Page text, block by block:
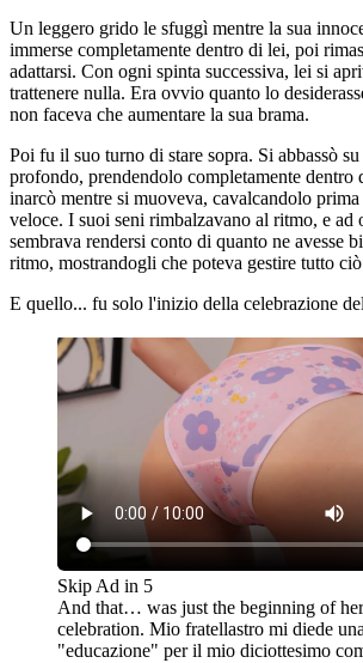
Un leggero grido le sfuggì mentre la sua
immerse completamente dentro di lei, poi
adattarsi. Con ogni spinta successiva, lei si
trattenere nulla. Era ovvio quanto lo
non faceva che aumentare la sua brama.
Poi fu il suo turno di stare sopra. Si abbassò
profondo, prendendolo completamente dentro
inarcò mentre si muoveva, cavalcandolo
veloce. I suoi seni rimbalzavano al ritmo, e ad
sembrava rendersi conto di quanto ne avesse
ritmo, mostrandogli che poteva gestire tutto
E quello... fu solo l'inizio della celebrazione
Skip Ad in 5
And that… was just the beginning of
celebration. Mio fratellastro mi diede
"educazione" per il mio diciottesimo